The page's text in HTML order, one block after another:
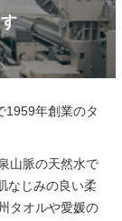
1959年創業のタ
山脈の天然水で
なじみの良い柔
タオルや愛媛の